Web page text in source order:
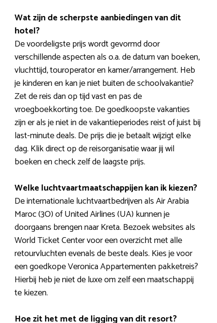
Wat zijn de scherpste aanbiedingen van dit
hotel?
De voordeligste prijs wordt gevormd door
verschillende aspecten als o.a. de datum van boeken,
vluchttijd, touroperator en kamer/arrangement. Heb
je kinderen en kan je niet buiten de schoolvakantie?
Zet de reis dan op tijd vast en pas de
vroegboekkorting toe. De goedkoopste vakanties
zijn er als je niet in de vakantieperiodes reist of juist bij
last-minute deals. De prijs die je betaalt wijzigt elke
dag. Klik direct op de reisorganisatie waar jij wil
boeken en check zelf de laagste prijs.
Welke luchtvaartmaatschappijen kan ik kiezen?
De internationale luchtvaartbedrijven als Air Arabia
Maroc (3O) of United Airlines (UA) kunnen je
doorgaans brengen naar Kreta. Bezoek websites als
World Ticket Center voor een overzicht met alle
retourvluchten evenals de beste deals. Kies je voor
een goedkope Veronica Appartementen pakketreis?
Hierbij heb je niet de luxe om zelf een maatschappij
te kiezen.
Hoe zit het met de ligging van dit resort?